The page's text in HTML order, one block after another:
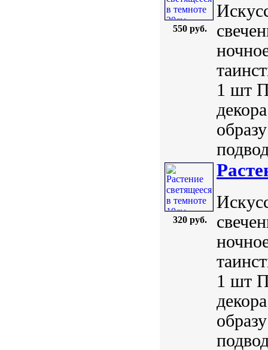
550 руб.
1 шт
320 руб.
1 шт